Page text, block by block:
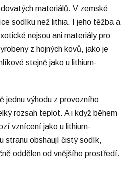
materiálů. V zemské
sodíku než lithia. I jeho těžba a
nejsou ani materiály pro
z hojných kovů, jako je
stejně jako u lithium-
jednu výhodu z provozního
rozsah teplot. A i když během
vznícení jako u lithium-
stranu obshaují čistý sodík,
oddělen od vnějšího prostředí.